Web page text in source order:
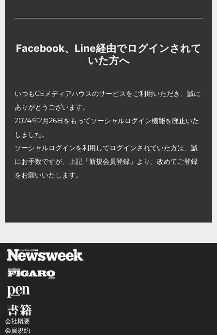
Facebook、Line経由でログインされて
いた方へ
いつもCEメディアハウスのサービスをご利用いただき、誠に
ありがとうございます。
2024年2月26日をもってソーシャルログイン機能を廃止いた
しました。
ソーシャルログインを利用してログインされていた方は、誠
にお手数ですが、上記「新規会員登録」より、改めてご登録
をお願いいたします。
会社概要
会員規約